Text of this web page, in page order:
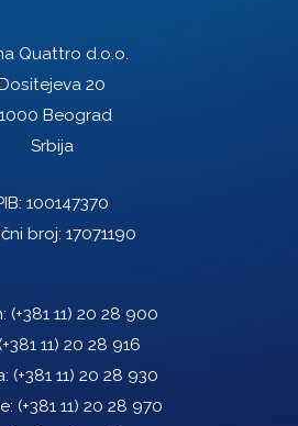
Quattro d.o.o.
20
Beograd
Srbija
100147370
broj: 17071190
(+381 11) 20 28 900
(+381 11) 20 28 916
(+381 11) 20 28 930
(+381 11) 20 28 970